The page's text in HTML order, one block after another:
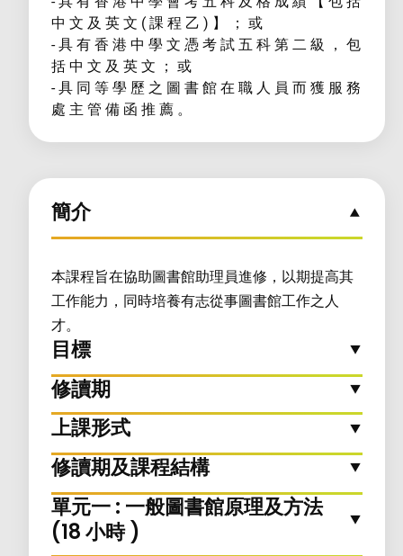
中 文 及 英 文 ( 課 程 乙 ) 】 ； 或
- 具 有 香 港 中 學 文 憑 考 試 五 科 第 二 級 ， 包
括 中 文 及 英 文 ； 或
- 具 同 等 學 歷 之 圖 書 館 在 職 人 員 而 獲 服 務
處 主 管 備 函 推 薦 。
簡介
本課程旨在協助圖書館助理員進修，以期提高其
工作能力，同時培養有志從事圖書館工作之人
才。
目標
修讀期
上課形式
修讀期及課程結構
單元一 : 一般圖書館原理及方法
(18 小時 )